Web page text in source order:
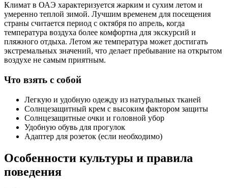
Климат в ОАЭ характеризуется жарким и сухим летом и
умеренно теплой зимой. Лучшим временем для посещения
страны считается период с октября по апрель, когда
температура воздуха более комфортна для экскурсий и
пляжного отдыха. Летом же температура может достигать
экстремальных значений, что делает пребывание на открытом
воздухе не самым приятным.
Что взять с собой
Легкую и удобную одежду из натуральных тканей
Солнцезащитный крем с высоким фактором защиты
Солнцезащитные очки и головной убор
Удобную обувь для прогулок
Адаптер для розеток (если необходимо)
Особенности культуры и правила
поведения